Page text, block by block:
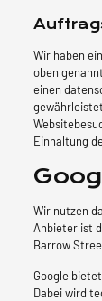
Wir haben
oben
einen
Einhaltung
Wir nutzen
Anbieter ist
Barrow
Google
Dabei wird